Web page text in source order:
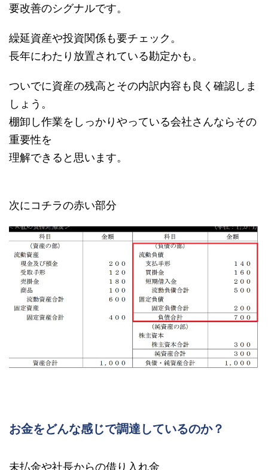
要改善のシグナルです。
繰延資産や投資関係も要チェック。
長年にわたり放置されている勘定かも。
ついでに資産の残高とその内訳内容も良く確認しま
しょう。
棚卸し作業をしっかりやっている会社さんならその
重要性を
理解できると思います。
次にコチラの赤い部分
お金をどんな感じで調達しているのか？
未払金や社長からの借り入れ金